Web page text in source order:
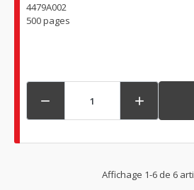
4479A002
500 pages
 
Affichage 1-6 de 6